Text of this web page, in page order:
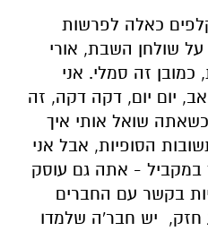
כאלה לפרשות
שולחן השבת, אורי
זה סמלי. אני
יום יום, דקה דקה, זה
שואל אותי איך
הסופיות, אבל אני
במקביל - אתה גם עוסק
בקשר עם החברים
חזק, יש חבר'ה שלמדו